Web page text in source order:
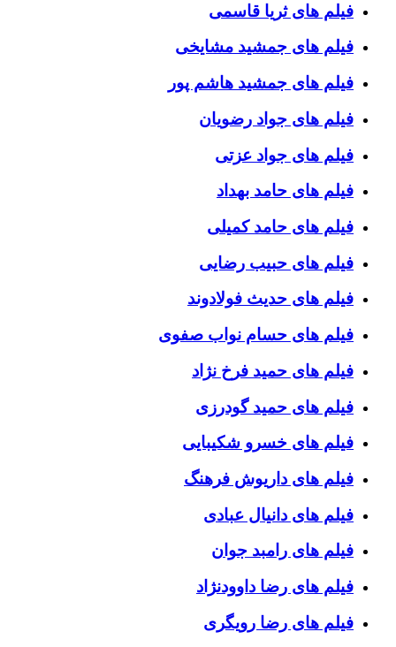
فیلم های ثریا قاسمی
فیلم های جمشید مشایخی
فیلم های جمشید هاشم پور
فیلم های جواد رضویان
فیلم های جواد عزتی
فیلم های حامد بهداد
فیلم های حامد کمیلی
فیلم های حبیب رضایی
فیلم های حدیث فولادوند
فیلم های حسام نواب صفوی
فیلم های حمید فرخ نژاد
فیلم های حمید گودرزی
فیلم های خسرو شکیبایی
فیلم های داریوش فرهنگ
فیلم های دانیال عبادی
فیلم های رامبد جوان
فیلم های رضا داوودنژاد
فیلم های رضا رویگری